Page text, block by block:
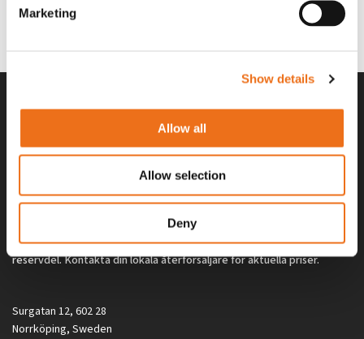
Marketing
Show details
Allow all
Allow selection
Deny
SYU00010
Alla priser på tillbehör och tillval gäller vid köp av ny maskin. Priserna
gäller inte vid köp av enskild produkt, till exempel
reservdel. Kontakta din lokala återförsäljare för aktuella priser.
Surgatan 12, 602 28
Norrköping, Sweden